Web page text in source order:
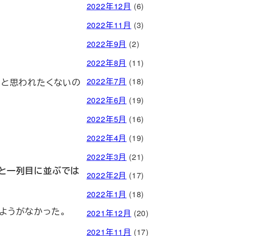
思われたくないの
一列目に並ぶでは
うがなかった。
2022年12月 (6)
2022年11月 (3)
2022年9月 (2)
2022年8月 (11)
2022年7月 (18)
2022年6月 (19)
2022年5月 (16)
2022年4月 (19)
2022年3月 (21)
2022年2月 (17)
2022年1月 (18)
2021年12月 (20)
2021年11月 (17)